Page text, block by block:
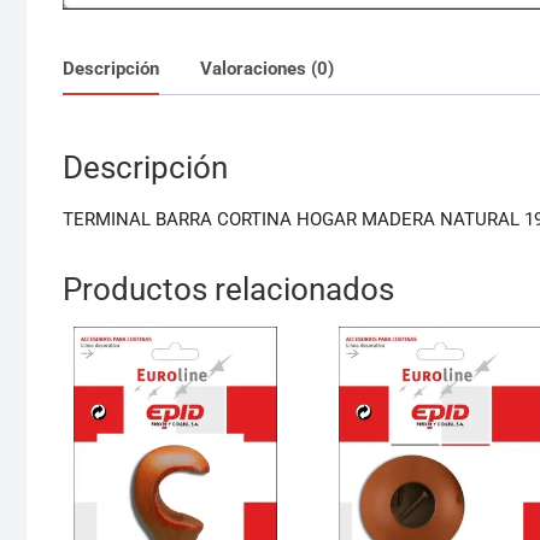
Descripción Valoraciones (0)
Descripción
TERMINAL BARRA CORTINA HOGAR MADERA NATURAL
Productos relacionados